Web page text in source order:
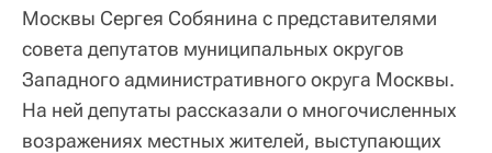
Москвы Сергея Собянина с представителями
совета депутатов муниципальных округов
Западного административного округа Москвы.
На ней депутаты рассказали о многочисленных
возражениях местных жителей, выступающих